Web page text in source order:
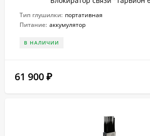
Тип глушилки: портативная
Питание: аккумулятор
В НАЛИЧИИ
61 900 ₽